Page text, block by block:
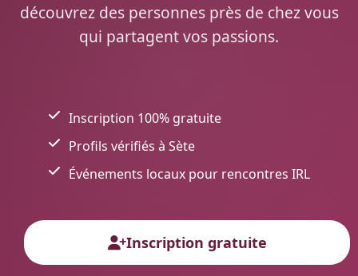
découvrez des personnes près de chez vous
qui partagent vos passions.
Inscription 100% gratuite
Profils vérifiés à Sète
Événements locaux pour rencontres IRL
Inscription gratuite